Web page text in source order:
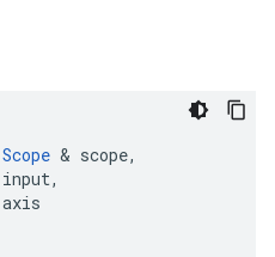
Scope & scope,
input,
axis